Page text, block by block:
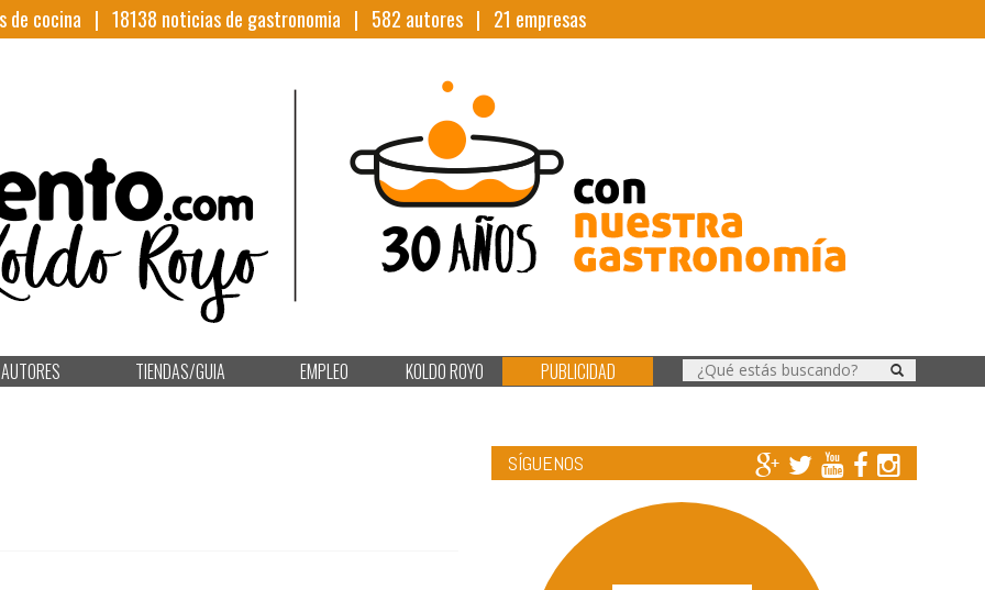
de cocina | 18138 noticias de gastronomia | 582 autores | 21 empresas
AUTORES TIENDAS/GUIA EMPLEO KOLDO ROYO PUBLICIDAD
SÍGUENOS